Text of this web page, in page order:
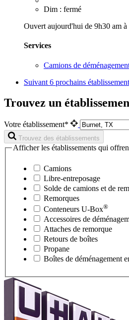
Dim : fermé
Ouvert aujourd'hui de 9h30 am à
Services
Camions de
Suivant 6 prochains
Trouvez un
Votre établissement*
Trouvez des établissements
Afficher les établissements qui
Camions
Libre-entreposage
Solde de camions et de
Remorques
Conteneurs U-Box®
Accessoires de
Attaches de remorque
Retours de boîtes
Propane
Boîtes de déménagement